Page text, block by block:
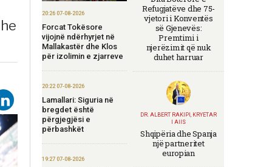
20:26 07-08-2026
Forcat Tokësore
vijojnë ndërhyrjet në
Mallakastër dhe Klos
për izolimin e zjarreve
20:22 07-08-2026
Lamallari: Siguria në
bregdet është
përgjegjësi e
përbashkët
19:27 07-08-2026
Refugjatëve dhe 75-
vjetori i Konventës
së Gjenevës:
Premtimi i
njerëzimit që nuk
duhet harruar
DR. ALBERT RAKIPI, KRYETAR
I AIIS
Shqipëria dhe Spanja
një partneritet
europian